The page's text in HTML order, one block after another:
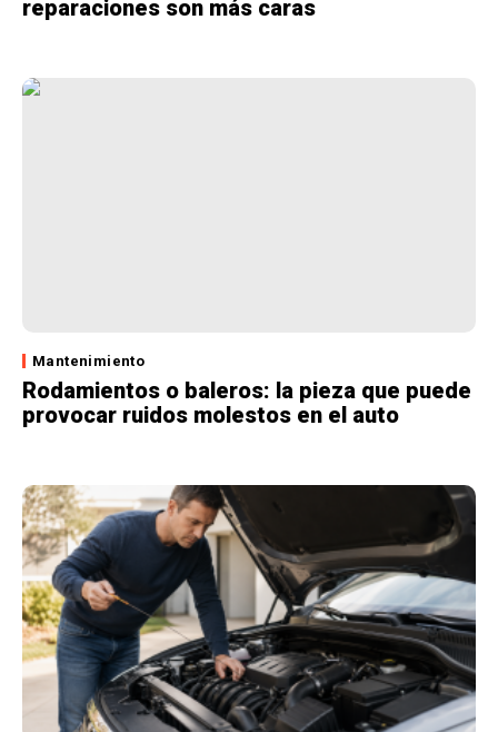
reparaciones son más caras
Mantenimiento
Rodamientos o baleros: la pieza que puede
provocar ruidos molestos en el auto